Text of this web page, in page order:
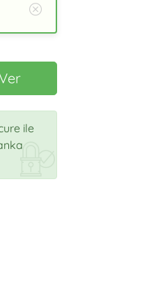
ile